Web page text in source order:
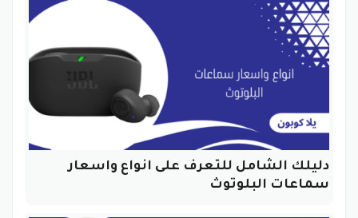
دليلك الشامل للتعرف على انواع واسعار
سماعات البلوتوث